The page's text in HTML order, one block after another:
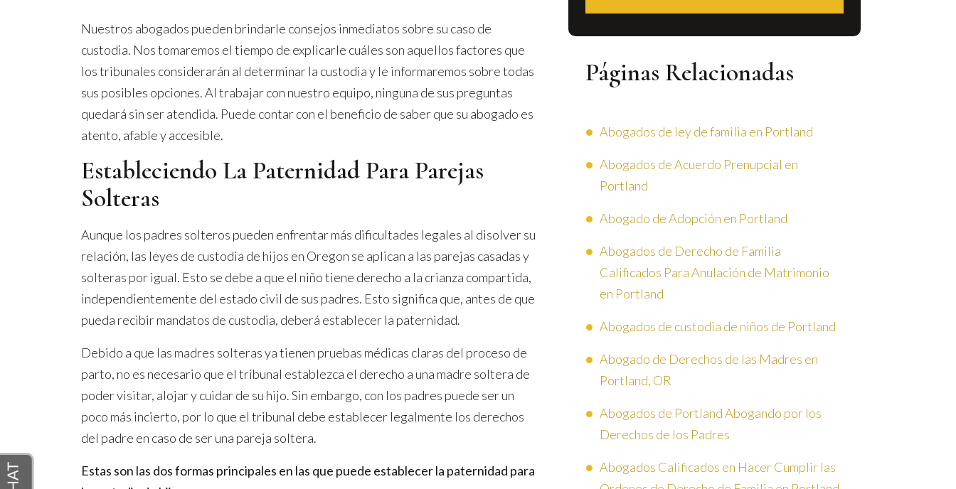
Nuestros abogados pueden brindarle consejos inmediatos sobre su caso de
custodia. Nos tomaremos el tiempo de explicarle cuáles son aquellos factores que
los tribunales considerarán al determinar la custodia y le informaremos sobre todas
sus posibles opciones. Al trabajar con nuestro equipo, ninguna de sus preguntas
quedará sin ser atendida. Puede contar con el beneficio de saber que su abogado es
atento, afable y accesible.
Estableciendo La Paternidad Para Parejas
Solteras
Aunque los padres solteros pueden enfrentar más dificultades legales al disolver su
relación, las leyes de custodia de hijos en Oregon se aplican a las parejas casadas y
solteras por igual. Esto se debe a que el niño tiene derecho a la crianza compartida,
independientemente del estado civil de sus padres. Esto significa que, antes de que
pueda recibir mandatos de custodia, deberá establecer la paternidad.
Debido a que las madres solteras ya tienen pruebas médicas claras del proceso de
parto, no es necesario que el tribunal establezca el derecho a una madre soltera de
poder visitar, alojar y cuidar de su hijo. Sin embargo, con los padres puede ser un
poco más incierto, por lo que el tribunal debe establecer legalmente los derechos
del padre en caso de ser una pareja soltera.
Estas son las dos formas principales en las que puede establecer la paternidad para
Páginas Relacionadas
Abogados de ley de familia en Portland
Abogados de Acuerdo Prenupcial en
Portland
Abogado de Adopción en Portland
Abogados de Derecho de Familia
Calificados Para Anulación de Matrimonio
en Portland
Abogados de custodia de niños de Portland
Abogado de Derechos de las Madres en
Portland, OR
Abogados de Portland Abogando por los
Derechos de los Padres
Abogados Calificados en Hacer Cumplir las